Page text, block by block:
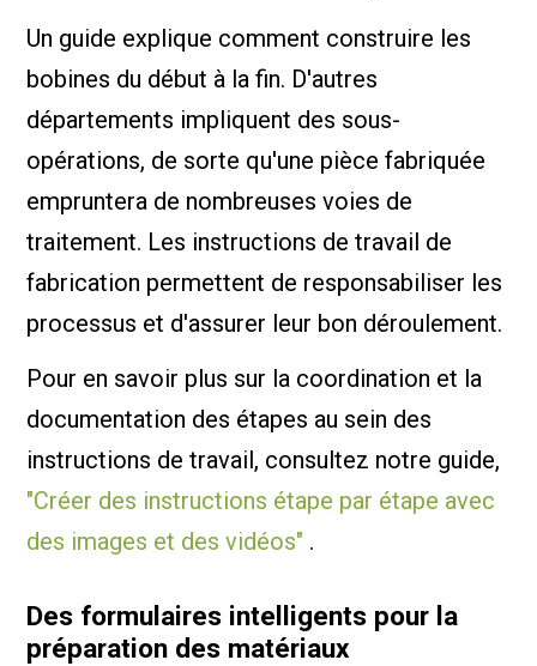
Un guide explique comment construire les
bobines du début à la fin. D'autres
départements impliquent des sous-
opérations, de sorte qu'une pièce fabriquée
empruntera de nombreuses voies de
traitement. Les instructions de travail de
fabrication permettent de responsabiliser les
processus et d'assurer leur bon déroulement.
Pour en savoir plus sur la coordination et la
documentation des étapes au sein des
instructions de travail, consultez notre guide,
"Créer des instructions étape par étape avec
des images et des vidéos" .
Des formulaires intelligents pour la
préparation des matériaux